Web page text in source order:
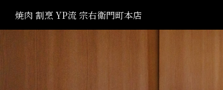
焼肉 割烹 YP流 宗右衛門町本店